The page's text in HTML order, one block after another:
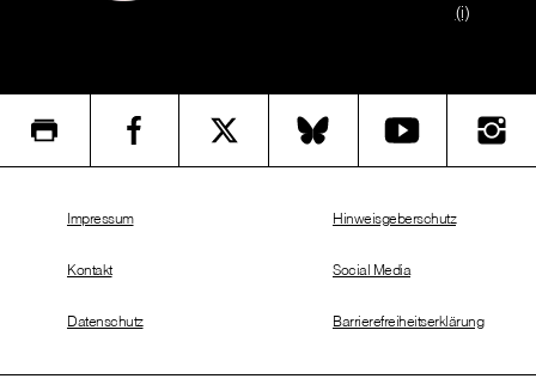
(i)
Impressum
Kontakt
Datenschutz
Hinweisgeberschutz
Social Media
Barrierefreiheitserklärung